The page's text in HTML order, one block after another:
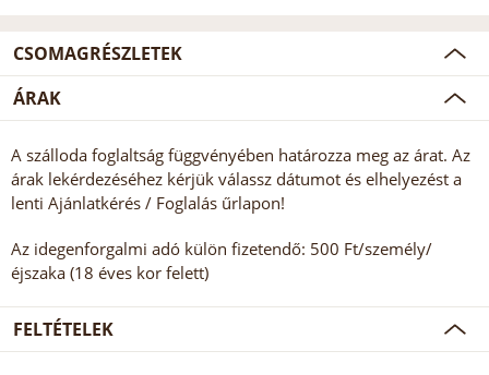
CSOMAGRÉSZLETEK
ÁRAK
A szálloda foglaltság függvényében határozza meg az árat. Az
árak lekérdezéséhez kérjük válassz dátumot és elhelyezést a
lenti Ajánlatkérés / Foglalás űrlapon!
Az idegenforgalmi adó külön fizetendő: 500 Ft/személy/
éjszaka (18 éves kor felett)
FELTÉTELEK